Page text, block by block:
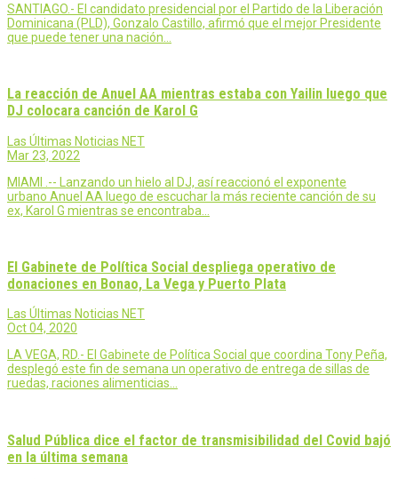
SANTIAGO.- El candidato presidencial por el Partido de la Liberación
Dominicana (PLD), Gonzalo Castillo, afirmó que el mejor Presidente
que puede tener una nación…
La reacción de Anuel AA mientras estaba con Yailin luego que
DJ colocara canción de Karol G
Las Últimas Noticias NET
Mar 23, 2022
MIAMI .-- Lanzando un hielo al DJ, así reaccionó el exponente
urbano Anuel AA luego de escuchar la más reciente canción de su
ex, Karol G mientras se encontraba…
El Gabinete de Política Social despliega operativo de
donaciones en Bonao, La Vega y Puerto Plata
Las Últimas Noticias NET
Oct 04, 2020
LA VEGA, RD.- El Gabinete de Política Social que coordina Tony Peña,
desplegó este fin de semana un operativo de entrega de sillas de
ruedas, raciones alimenticias…
Salud Pública dice el factor de transmisibilidad del Covid bajó
en la última semana